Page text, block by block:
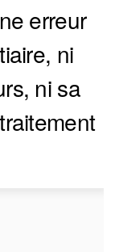
erreur
ni
ni sa